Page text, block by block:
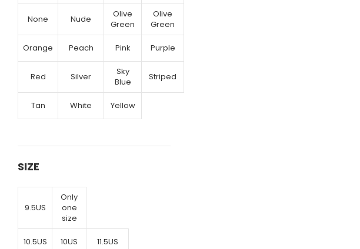
None Nude
Olive
Green
Olive
Green
Orange Peach Pink Purple
Red Silver
Sky
Blue
Striped
Tan White Yellow
SIZE
9.5US
Only
one
size
10.5US 10US 11.5US